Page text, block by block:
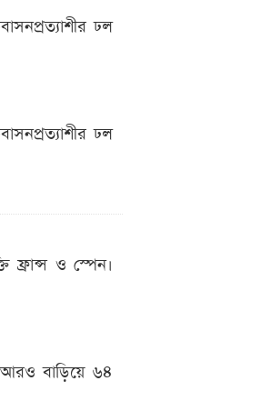
ঢল
ঢল
ফ্রান্স ও স্পেন।
আরও বাড়িয়ে ৬৪